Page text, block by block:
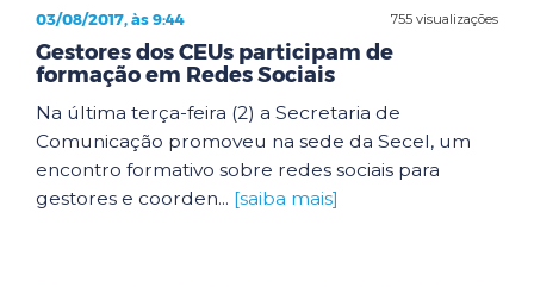
755 visualizações
03/08/2017, às 9:44
Gestores dos CEUs participam de
formação em Redes Sociais
Na última terça-feira (2) a Secretaria de
Comunicação promoveu na sede da Secel, um
encontro formativo sobre redes sociais para
gestores e coorden... [saiba mais]